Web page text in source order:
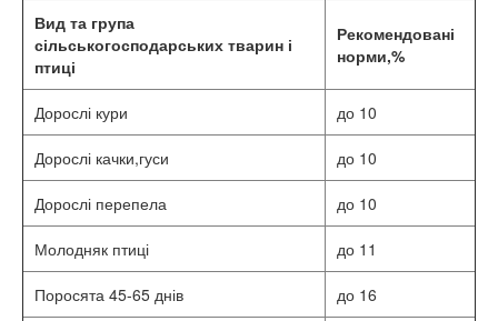
Вид та група
сільськогосподарських тварин і
птиці
Рекомендовані
норми,%
Дорослі кури до 10
Дорослі качки,гуси до 10
Дорослі перепела до 10
Молодняк птиці до 11
Поросята 45-65 днів до 16